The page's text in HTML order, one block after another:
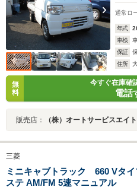
通常ロ
年式
車検
保証
住所
無
料
今すぐ在庫確
電話
販売店： （株）オートサービスエイト
三菱
ミニキャブトラック 660 Vタ
ステ AM/FM 5速マニュアル